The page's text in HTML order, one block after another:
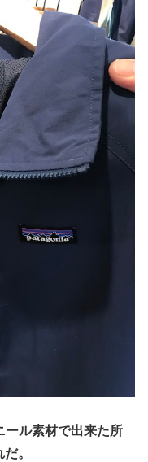
ール素材で出来た所
。